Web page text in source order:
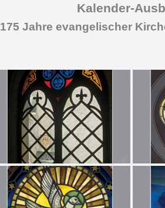
Kalender-
175 Jahre evangelischer